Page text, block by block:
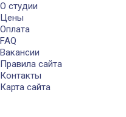
О студии
Цены
Оплата
FAQ
Вакансии
Правила сайта
Контакты
Карта сайта